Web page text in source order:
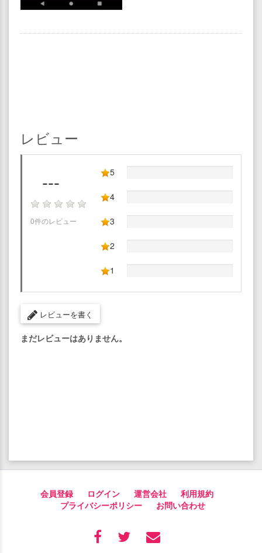
レビュー
---
0件のレビュー
5
4
3
2
1
レビューを書く
まだレビューはありません。
会員登録 ログイン 運営会社
利用規約
プライバシーポリシー
お問い合わせ